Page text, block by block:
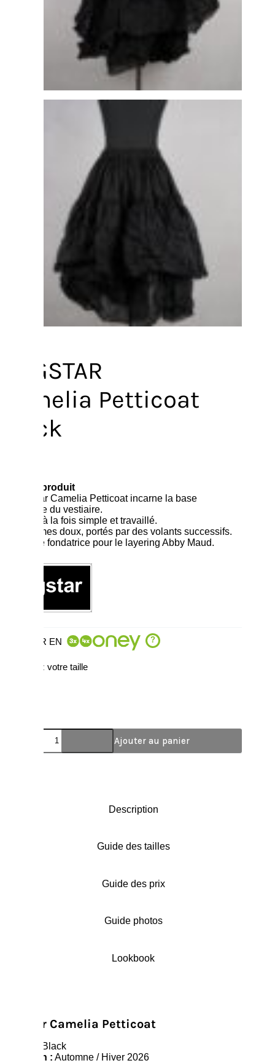
DOGSTAR
Camelia Petticoat
Black
Résumé produit
Le Dogstar Camelia Petticoat incarne la base
essentielle du vestiaire.
Un jupon à la fois simple et travaillé.
Des volumes doux, portés par des volants successifs.
Une pièce fondatrice pour le layering Abby Maud.
OU PAYER EN ?
Choisissez votre taille
Ajouter au panier
Description
Guide des tailles
Guide des prix
Guide photos
Lookbook
Dogstar Camelia Petticoat
Black
Collection : Automne / Hiver 2026